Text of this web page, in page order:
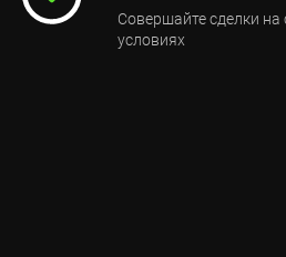
Совершайте сделки
условиях